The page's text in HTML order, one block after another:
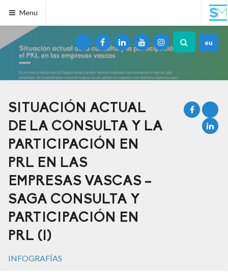
Menu
eu
SITUACIÓN ACTUAL
DE LA CONSULTA Y LA
PARTICIPACIÓN EN
PRL EN LAS
EMPRESAS VASCAS –
SAGA CONSULTA Y
PARTICIPACIÓN EN
PRL (I)
INFOGRAFÍAS